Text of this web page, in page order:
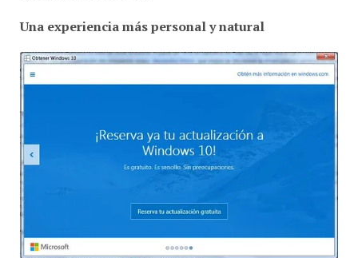
Una experiencia más personal y natural